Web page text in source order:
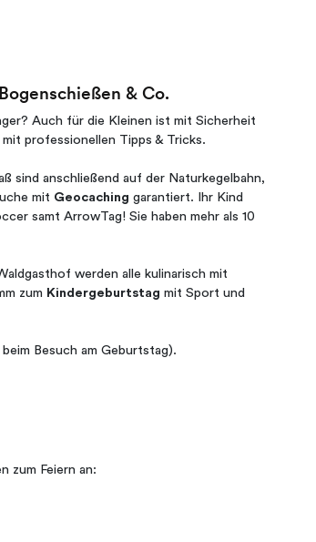
& Co.
Auch für die Kleinen ist mit Sicherheit
professionellen Tipps & Tricks.
sind anschließend auf der Naturkegelbahn,
mit Geocaching garantiert. Ihr Kind
samt ArrowTag! Sie haben mehr als 10
werden alle kulinarisch mit
zum Kindergeburtstag mit Sport und
Besuch am Geburtstag).
zum Feiern an: